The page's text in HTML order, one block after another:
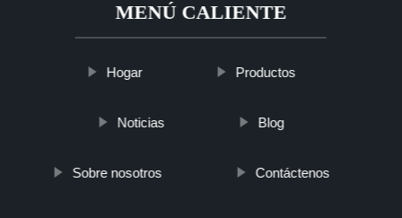
MENÚ CALIENTE
Hogar Productos
Noticias Blog
Sobre nosotros Contáctenos